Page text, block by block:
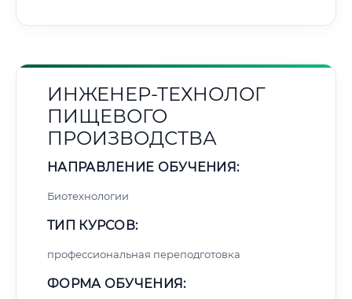
ИНЖЕНЕР-ТЕХНОЛОГ
ПИЩЕВОГО
ПРОИЗВОДСТВА
НАПРАВЛЕНИЕ ОБУЧЕНИЯ:
Биотехнологии
ТИП КУРСОВ:
профессиональная переподготовка
ФОРМА ОБУЧЕНИЯ: